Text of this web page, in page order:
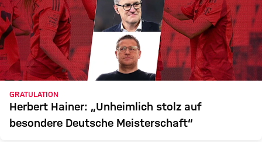
GRATULATION
Herbert Hainer: „Unheimlich stolz auf
besondere Deutsche Meisterschaft“